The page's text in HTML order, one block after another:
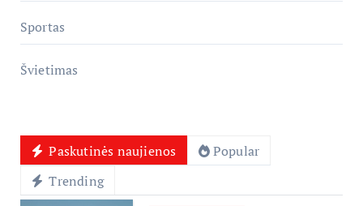
Sportas
Švietimas
Paskutinės naujienos
Popular
Trending